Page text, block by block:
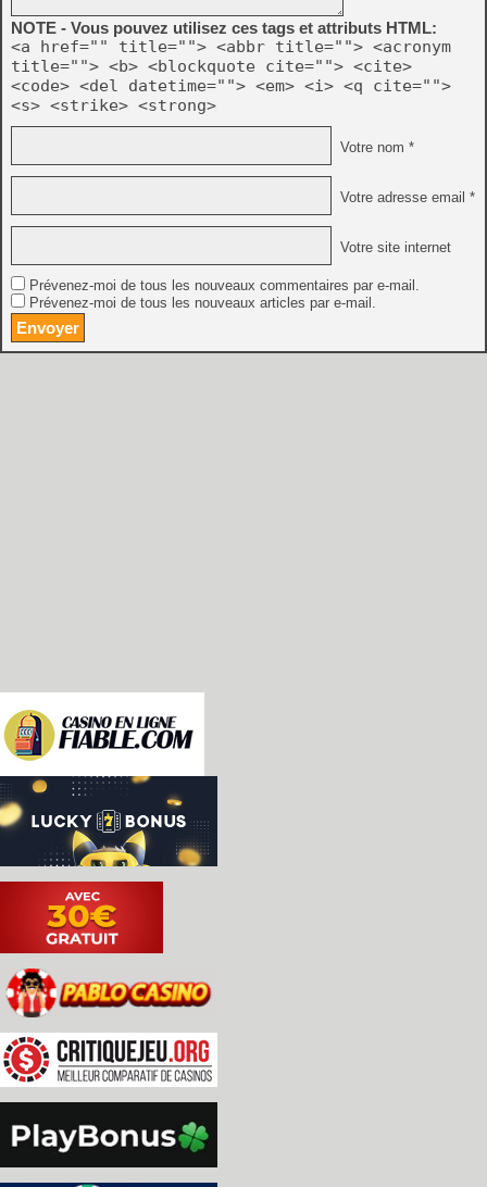
NOTE - Vous pouvez utilisez ces tags et attributs HTML:
<a href="" title=""> <abbr title=""> <acronym
title=""> <b> <blockquote cite=""> <cite>
<code> <del datetime=""> <em> <i> <q cite="">
<s> <strike> <strong>
Votre nom *
Votre adresse email *
Votre site internet
Prévenez-moi de tous les nouveaux commentaires par e-mail.
Prévenez-moi de tous les nouveaux articles par e-mail.